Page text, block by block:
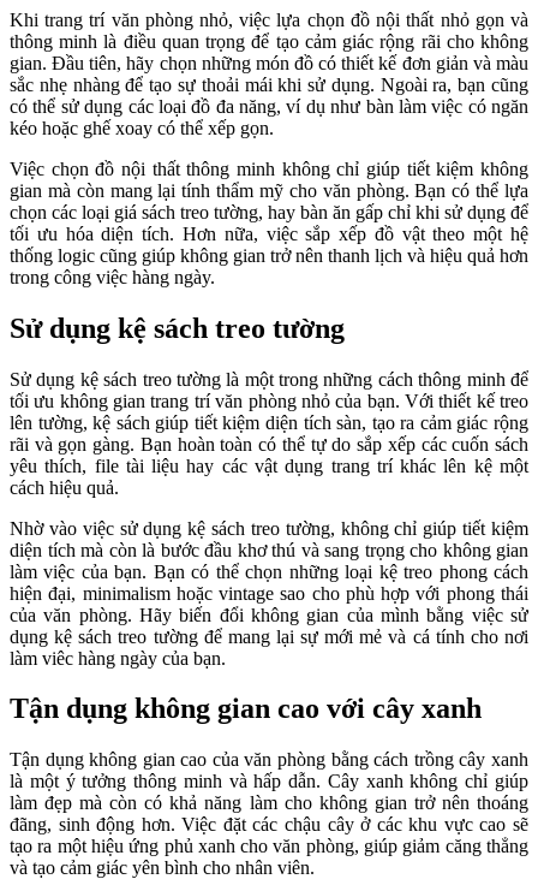
Khi trang trí văn phòng nhỏ, việc lựa chọn đồ nội thất nhỏ gọn và
thông minh là điều quan trọng để tạo cảm giác rộng rãi cho không
gian. Đầu tiên, hãy chọn những món đồ có thiết kế đơn giản và màu
sắc nhẹ nhàng để tạo sự thoải mái khi sử dụng. Ngoài ra, bạn cũng
có thể sử dụng các loại đồ đa năng, ví dụ như bàn làm việc có ngăn
kéo hoặc ghế xoay có thể xếp gọn.
Việc chọn đồ nội thất thông minh không chỉ giúp tiết kiệm không
gian mà còn mang lại tính thẩm mỹ cho văn phòng. Bạn có thể lựa
chọn các loại giá sách treo tường, hay bàn ăn gấp chỉ khi sử dụng để
tối ưu hóa diện tích. Hơn nữa, việc sắp xếp đồ vật theo một hệ
thống logic cũng giúp không gian trở nên thanh lịch và hiệu quả hơn
trong công việc hàng ngày.
Sử dụng kệ sách treo tường
Sử dụng kệ sách treo tường là một trong những cách thông minh để
tối ưu không gian trang trí văn phòng nhỏ của bạn. Với thiết kế treo
lên tường, kệ sách giúp tiết kiệm diện tích sàn, tạo ra cảm giác rộng
rãi và gọn gàng. Bạn hoàn toàn có thể tự do sắp xếp các cuốn sách
yêu thích, file tài liệu hay các vật dụng trang trí khác lên kệ một
cách hiệu quả.
Nhờ vào việc sử dụng kệ sách treo tường, không chỉ giúp tiết kiệm
diện tích mà còn là bước đầu khơ thú và sang trọng cho không gian
làm việc của bạn. Bạn có thể chọn những loại kệ treo phong cách
hiện đại, minimalism hoặc vintage sao cho phù hợp với phong thái
của văn phòng. Hãy biến đổi không gian của mình bằng việc sử
dụng kệ sách treo tường để mang lại sự mới mẻ và cá tính cho nơi
làm viêc hàng ngày của bạn.
Tận dụng không gian cao với cây xanh
Tận dụng không gian cao của văn phòng bằng cách trồng cây xanh
là một ý tưởng thông minh và hấp dẫn. Cây xanh không chỉ giúp
làm đẹp mà còn có khả năng làm cho không gian trở nên thoáng
đãng, sinh động hơn. Việc đặt các chậu cây ở các khu vực cao sẽ
tạo ra một hiệu ứng phủ xanh cho văn phòng, giúp giảm căng thẳng
và tạo cảm giác yên bình cho nhân viên.